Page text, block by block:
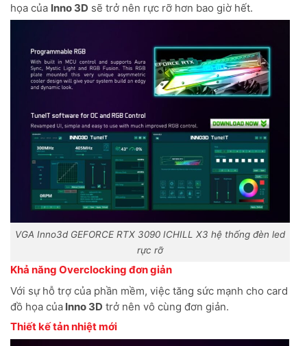
họa của Inno 3D sẽ trở nên rực rỡ hơn bao giờ hết.
VGA Inno3d GEFORCE RTX 3090 ICHILL X3 hệ thống đèn led
rực rỡ
Khả năng Overclocking đơn giản
Với sự hỗ trợ của phần mềm, việc tăng sức mạnh cho card
đồ họa của Inno 3D trở nên vô cùng đơn giản.
Thiết kế tản nhiệt mới